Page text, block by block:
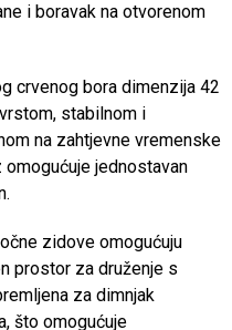
i boravak na otvorenom
crvenog bora dimenzija 42
stabilnom i
na zahtjevne vremenske
jednostavan
zidove omogućuju
prostor za druženje s
za dimnjak
što omogućuje